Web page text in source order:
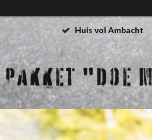
Huis vol Ambacht
"DOE